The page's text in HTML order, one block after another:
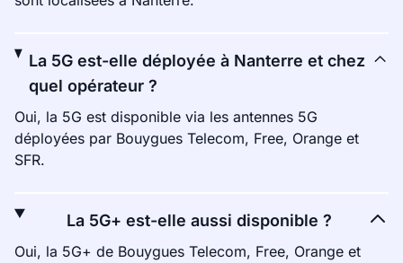
La 5G est-elle déployée à Nanterre et chez
quel opérateur ?
Oui, la 5G est disponible via les antennes 5G
déployées par Bouygues Telecom, Free, Orange et
SFR.
La 5G+ est-elle aussi disponible ?
Oui, la 5G+ de Bouygues Telecom, Free, Orange et